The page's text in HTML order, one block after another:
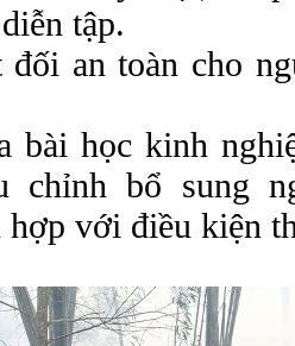
tập.
an toàn cho
bài học kinh
chỉnh bổ sung
hợp với điều kiện